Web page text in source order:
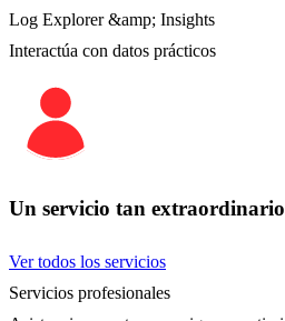
Log Explorer &amp; Insights
Interactúa con datos prácticos
Un servicio tan
Ver todos los servicios
Servicios profesionales